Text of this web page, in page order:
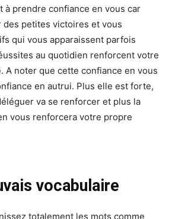
à prendre confiance en vous car
des petites victoires et vous
qui vous apparaissent parfois
au quotidien renforcent votre
A noter que cette confiance en vous
en autrui. Plus elle est forte,
va se renforcer et plus la
vous renforcera votre propre
vocabulaire
totalement les mots comme